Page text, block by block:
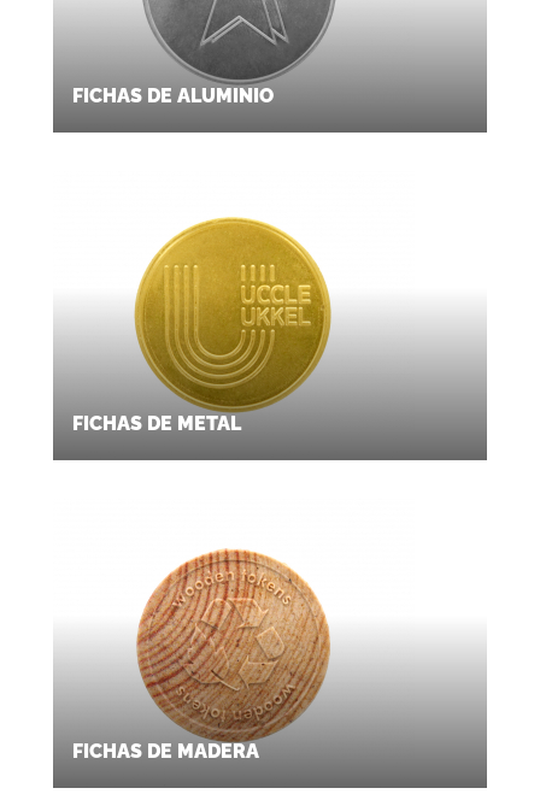
FICHAS DE ALUMINIO
FICHAS DE METAL
FICHAS DE MADERA